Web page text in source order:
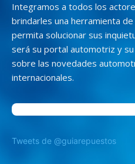
Integramos a todos los
brindarles una herramienta
permita solucionar sus
será su portal automotriz y
sobre las novedades
internacionales.
Tweets de @guiarepuestos